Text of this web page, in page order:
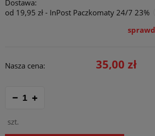
Dostawa:
od 19,95 zł - InPost Paczkomaty 24/7 23%
Cena nie zawiera ewentualnych kosztów
Nasza cena: 35,00 zł
szt.